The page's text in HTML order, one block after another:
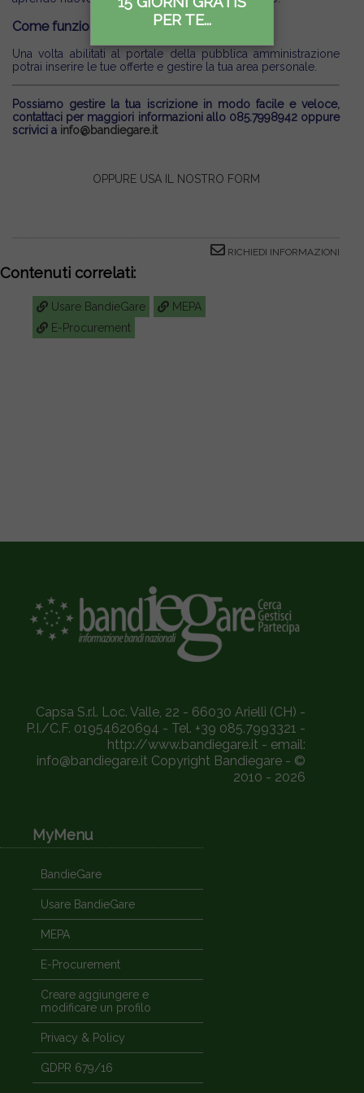
PER TE...
Come funziona?
Una volta abilitati al portale della pubblica amministrazione
potrai inserire le tue offerte e gestire la tua area personale.
Possiamo gestire la tua iscrizione in modo facile e veloce,
contattaci per maggiori informazioni allo 085.7998942 oppure
scrivici a info@bandiegare.it
OPPURE USA IL NOSTRO FORM
RICHIEDI INFORMAZIONI
Contenuti correlati:
Usare BandieGare
MEPA
E-Procurement
Capsa S.r.l. Loc. Valle, 22 - 66030 Arielli (CH) -
P.I./C.F. 01954620694 - Tel. +39 085.7993321 -
http://www.bandiegare.it - email:
info@bandiegare.it Copyright Bandiegare - ©
2010 - 2026
MyMenu
BandieGare
Usare BandieGare
MEPA
E-Procurement
Creare aggiungere e
modificare un profilo
Privacy & Policy
GDPR 679/16